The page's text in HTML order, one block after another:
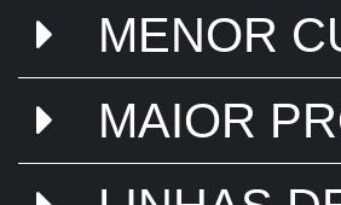
MENOR
MAIOR